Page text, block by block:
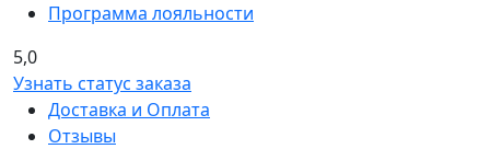
Программа лояльности
5,0
Узнать статус заказа
Доставка и Оплата
Отзывы